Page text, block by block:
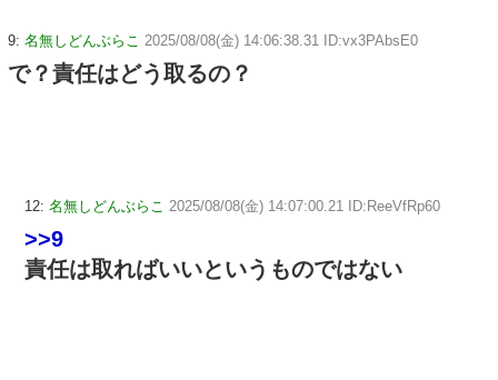
9: 名無しどんぶらこ 2025/08/08(金) 14:06:38.31 ID:vx3PAbsE0
で？責任はどう取るの？
12: 名無しどんぶらこ 2025/08/08(金) 14:07:00.21 ID:ReeVfRp60
>>9
責任は取ればいいというものではない